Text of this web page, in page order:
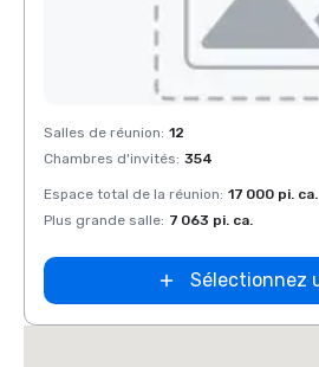
Removed from favorites
Salles de réunion: 12
Chambres d'invités: 354
Espace total de la réunion: 17 000 pi. ca.
Plus grande salle: 7 063 pi. ca.
Sélectionnez